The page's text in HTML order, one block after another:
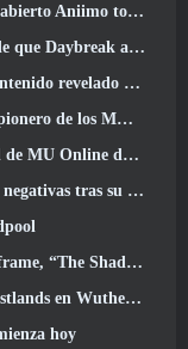
las notas correctas
las hojas de ruta de EverQuest y EQ2
Corriente de onda titular de NGS
como director ejecutivo
el evento previo
tras su lanzamiento
llegará en marzo
Próxima versión 3.1
hoy